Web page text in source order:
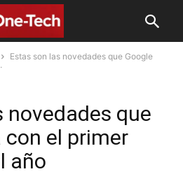
Estas son las novedades que Google
novedades que
con el primer
año